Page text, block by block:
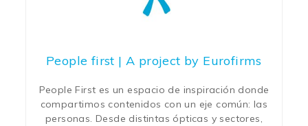
People first | A project by Eurofirms
People First es un espacio de inspiración donde
compartimos contenidos con un eje común: las
personas. Desde distintas ópticas y sectores,